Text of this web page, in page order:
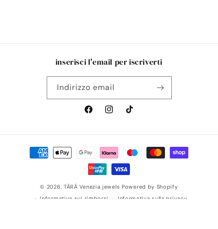
inserisci l'email per iscriverti
Indirizzo email
FacebookInstagramTikTok
Metodi
© 2026, TĀRĀ Venezia jewels Powered by Shopify
Informativa sui rimborsi
Informativa sulla privacy